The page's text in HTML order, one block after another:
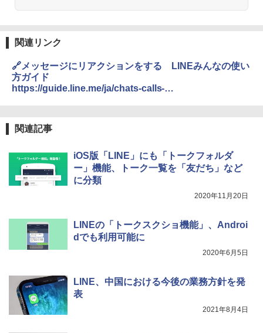
関連リンク
🔗メッセージにリアクションをする LINEみんなの使い
方ガイド
https://guide.line.me/ja/chats-calls-
関連記事
iOS版「LINE」にも「トークフォルダ
ー」機能、トーク一覧を「友だち」など
に分類
2020年11月20日
LINEの「トークスクショ機能」、Androi
dでも利用可能に
2020年6月5日
LINE、中国における今後の業務方針を発
表
2021年8月4日